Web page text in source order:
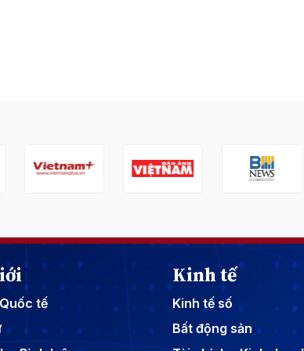
tế
Kinh tế
Kinh tế số
Bất động sản